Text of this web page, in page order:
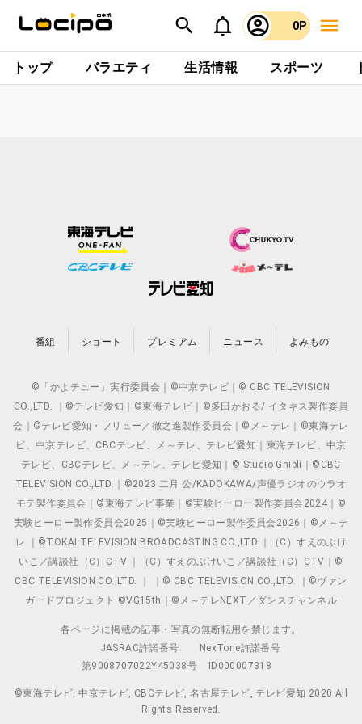
0P
トップ バラエティ 生活情報 スポーツ
番組 ショート プレミアム ニュース よみもの
©「かよチュー」実行委員会｜©中京テレビ｜© CBC TELEVISION
CO.,LTD. ｜©テレビ愛知｜©東海テレビ｜©多田かおる/ イタキス製作委員
会｜©テレビ愛知・フリュー／徹之進製作委員会｜©メ～テレ｜©東海テレ
ビ、中京テレビ、CBCテレビ、メ～テレ、テレビ愛知｜東海テレビ、中京
テレビ、CBCテレビ、メ～テレ、テレビ愛知｜© Studio Ghibli｜©CBC
TELEVISION CO.,LTD.｜©2023 二月 公/KADOKAWA/声優ラジオのウラオ
モテ製作委員会｜©東海テレビ事業｜©実験ヒーロー製作委員会2024｜©
実験ヒーロー製作委員会2025｜©実験ヒーロー製作委員会2026｜©メ～テ
レ ｜©TOKAI TELEVISION BROADCASTING CO.,LTD.｜（C）すえのぶけ
いこ／講談社（C）CTV ｜（C）すえのぶけいこ／講談社（C）CTV｜©
CBC TELEVISION CO.,LTD. ｜ ｜© CBC TELEVISION CO.,LTD. ｜©ヴァン
ガードプロジェクト ©VG15th｜©メ～テレNEXT／ダンスチャンネル
各ページに掲載の記事・写真の無断転用を禁じます。
JASRAC許諾番号
NexTone許諾番号
第9008707022Y45038号
ID000007318
©東海テレビ, 中京テレビ, CBCテレビ, 名古屋テレビ, テレビ愛知 2020 All
Rights Reserved.